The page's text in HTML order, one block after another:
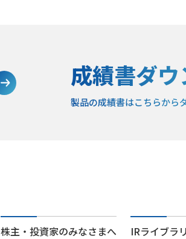
成績書ダ
製品の成績書はこちらから
株主・投資家のみなさまへ IRライブラリ